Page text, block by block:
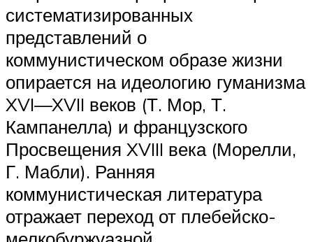
систематизированных
представлений о
коммунистическом образе жизни
опирается на идеологию гуманизма
XVI—XVII веков (Т. Мор, Т.
Кампанелла) и французского
Просвещения XVIII века (Морелли,
Г. Мабли). Ранняя
коммунистическая литература
отражает переход от плебейско-